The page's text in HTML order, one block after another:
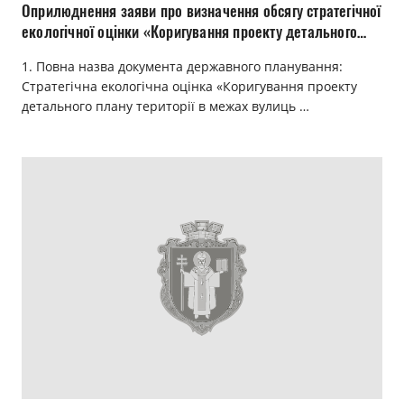
Оприлюднення заяви про визначення обсягу стратегічної
екологічної оцінки «Коригування проекту детального
Супутника у місті Луцьку"
1. Повна назва документа державного планування:
Стратегічна екологічна оцінка «Коригування проекту
детального плану території в межах вулиць …